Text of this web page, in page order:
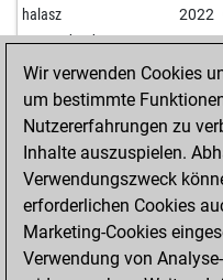
dlakovuk 1704 1
jaao2023 2030 1
entratel66 2123 0
entratel66 2100 0
entratel66 2112 1
entratel66 2123 1
entratel66 2136 1
herrmann 2113 1
asar13 1490 1
chess_play_usa 1907 1
halasz 2022
amongdeadones 1813
fritzzz555 1704
reppe 2188
sfeppy 1953
roding60733 1879
almatel20 1844
almatel20 1854
almatel20 1863
glasierxxx 2058
Wir verwenden Cookies
um bestimmte
Nutzererfahrungen zu
Inhalte auszuspielen.
Verwendungszweck
erforderlichen Cookies
Marketing-Cookies
Verwendung von